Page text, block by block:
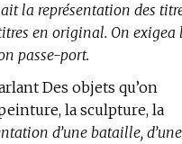
la représentation des
en original. On exigea
passe-port.
Des objets qu’on
la sculpture, la
d’une bataille, d’une